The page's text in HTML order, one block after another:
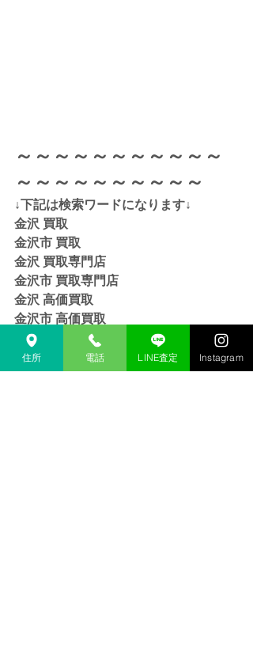
～～～～～～～～～～～
～～～～～～～～～～
↓下記は検索ワードになります↓
金沢 買取
金沢市 買取
金沢 買取専門店
金沢市 買取専門店
金沢 高価買取
金沢市 高価買取
金沢 リサイクルショップ
金沢市 リサイクルショップ
金沢 貴金属 買取
住所 電話 LINE査定 Instagram